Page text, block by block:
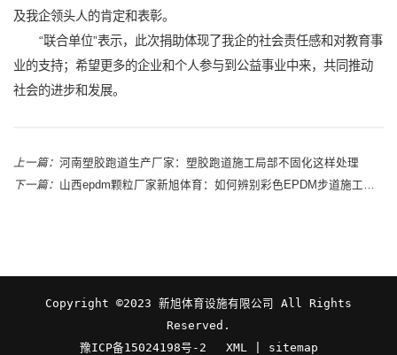
及我企领头人的肯定和表彰。
“联合单位”表示，此次捐助体现了我企的社会责任感和对教育事
业的支持；希望更多的企业和个人参与到公益事业中来，共同推动
社会的进步和发展。
上一篇： 河南塑胶跑道生产厂家：塑胶跑道施工局部不固化这样处理
下一篇：
山西epdm颗粒厂家新旭体育：如何辨别彩色EPDM步道施工中颗粒的质量
Copyright ©2023 新旭体育设施有限公司 All Rights
Reserved.
豫ICP备15024198号-2
XML | sitemap